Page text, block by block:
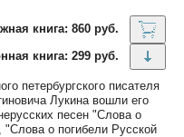
книга: 860 руб.
книга: 299 руб.
петербургского писателя
Лукина вошли его
песен "Слова о
"Слова о погибели Русской